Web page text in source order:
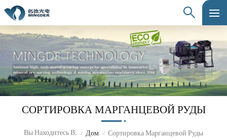
СОРТИРОВКА МАРГАНЦЕВОЙ РУДЫ
Вы Находитесь В: / Дом / Сортировка Марганцевой Руды